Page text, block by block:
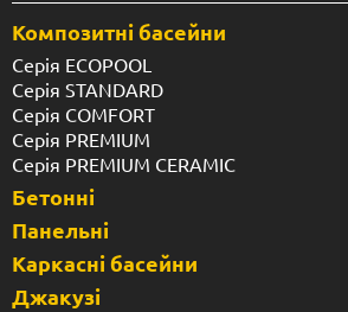
Композитні басейни
Серія ECOPOOL
Серія STANDARD
Серія COMFORT
Серія PREMIUM
Серія PREMIUM CERAMIC
Бетонні
Панельні
Каркасні басейни
Джакузі